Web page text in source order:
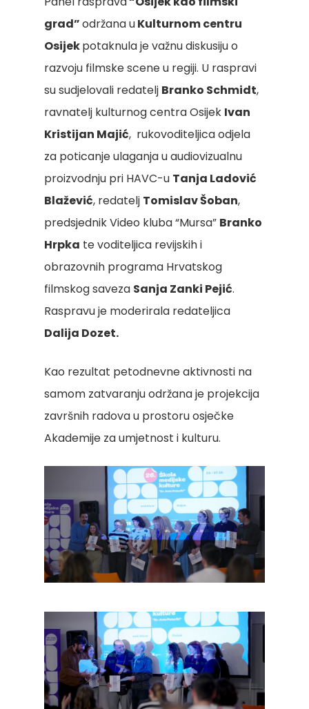
grad”održana uKulturnom centru
Osijekpotaknula je važnu diskusiju o
razvoju filmske scene u regiji. U raspravi
su sudjelovali redatelj Branko Schmidt,
ravnatelj kulturnog centra Osijek Ivan
Kristijan Majić, rukovoditeljica odjela
za poticanje ulaganja u audiovizualnu
proizvodnju pri HAVC-u Tanja Ladović
Blažević, redatelj Tomislav Šoban,
predsjednik Video kluba “Mursa” Branko
Hrpka te voditeljica revijskih i
obrazovnih programa Hrvatskog
filmskog saveza Sanja Zanki Pejić.
Raspravu je moderirala redateljica
Dalija Dozet.
Kao rezultat petodnevne aktivnosti na
samom zatvaranju održana je projekcija
završnih radova u prostoru osječke
Akademije za umjetnost i kulturu.